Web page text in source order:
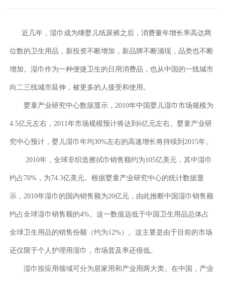
近几年，湿巾成为继婴儿纸尿裤之后，消费量年增长率高达两
位数的卫生用品，新投资不断增加，新品牌不断涌现，品类也不断
增加。湿巾作为一种便捷卫生的日用消费品，也从中国的一线城市
向二三线城市延伸，被更多的人接受和使用。
婴童产业研究中心数据显示，2010年中国婴儿湿巾市场规模为
4.5亿元左右，2011年市场规模预计将达到6亿元左右。婴童产业研
究中心预计，婴儿湿巾年均30%左右的高速增长将持续到2015年。
2010年，全球非织造擦拭巾销售额约为105亿美元，其中湿巾
约占70%，为74.3亿美元。根据婴童产业研究中心的统计数据显
示，2010年湿巾的国内销售额为20亿元，由此推断中国湿巾销售额
约占全球湿巾销售额的4%。这一数值远低于中国卫生用品总体占
全球卫生用品的销售份额（约为12%）。这主要是由于目前的市场
还仅限于个人护理用湿巾，市场普及率还很低。
湿巾按应用领域可分为居家用和产业用两大类。在中国，产业